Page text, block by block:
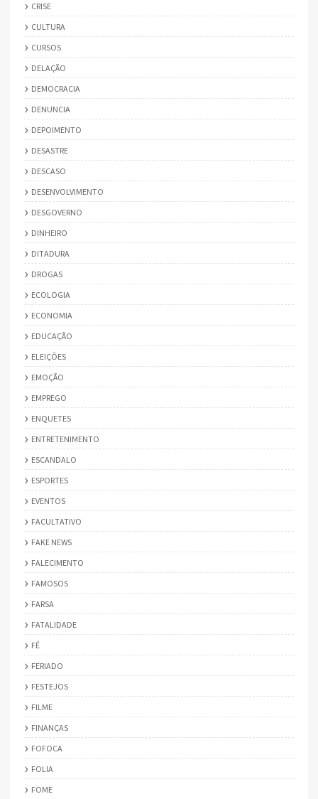
CRISE
CULTURA
CURSOS
DELAÇÃO
DEMOCRACIA
DENUNCIA
DEPOIMENTO
DESASTRE
DESCASO
DESENVOLVIMENTO
DESGOVERNO
DINHEIRO
DITADURA
DROGAS
ECOLOGIA
ECONOMIA
EDUCAÇÃO
ELEIÇÕES
EMOÇÃO
EMPREGO
ENQUETES
ENTRETENIMENTO
ESCANDALO
ESPORTES
EVENTOS
FACULTATIVO
FAKE NEWS
FALECIMENTO
FAMOSOS
FARSA
FATALIDADE
FÉ
FERIADO
FESTEJOS
FILME
FINANÇAS
FOFOCA
FOLIA
FOME